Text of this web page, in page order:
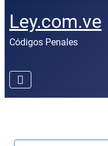
Ley.com.ve
Códigos Penales